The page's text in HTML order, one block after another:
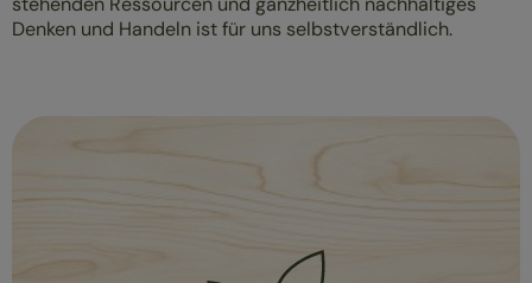
Denken und Handeln ist für uns selbstverständlich.